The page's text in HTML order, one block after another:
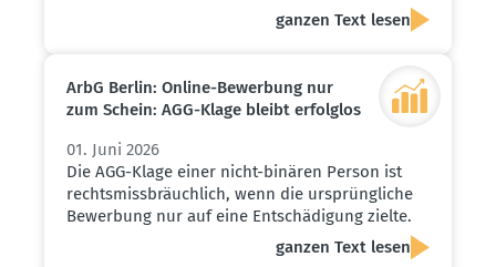
ganzen Text lesen
ArbG Berlin: Online-Bewerbung nur
zum Schein: AGG-Klage bleibt erfolglos
01. Juni 2026
Die AGG-Klage einer nicht-binären Person ist
rechtsmissbräuchlich, wenn die ursprüngliche
Bewerbung nur auf eine Entschädigung zielte.
ganzen Text lesen